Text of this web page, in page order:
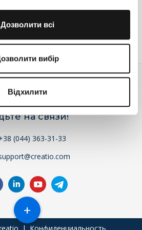
Дозволити всі
вибір
Відхилити
, что бы комментировать
на связи!
(044) 363-31-33
+